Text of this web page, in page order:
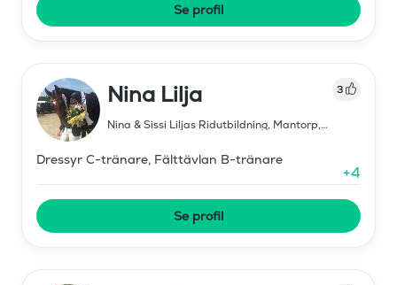
Se profil
Nina Lilja 3
Nina & Sissi Liljas Ridutbildning, Mantorp,
Dressyr C-tränare, Fälttävlan B-tränare
+4
Se profil